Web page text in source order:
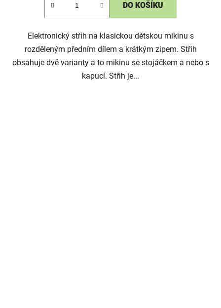
DO KOŠÍKU
Elektronický střih na klasickou dětskou mikinu s
rozděleným předním dílem a krátkým zipem. Střih
obsahuje dvě varianty a to mikinu se stojáčkem a nebo s
kapucí. Střih je...